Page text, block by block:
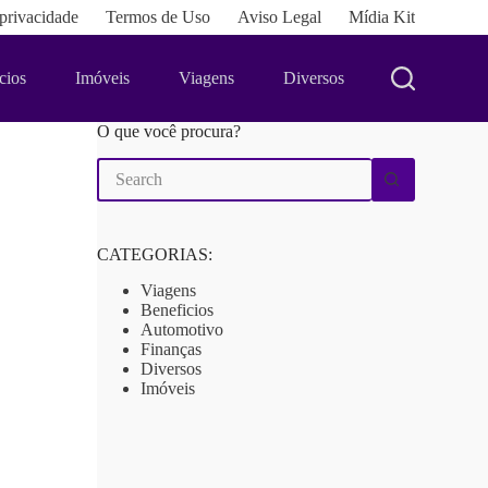
Termos de Uso Aviso Legal Mídia Kit
Imóveis Viagens Diversos
O que você procura?
No
results
CATEGORIAS:
Viagens
Beneficios
Automotivo
Finanças
Diversos
Imóveis